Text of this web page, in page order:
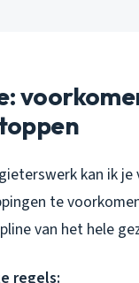
kan ik
te
van het hele
regels: